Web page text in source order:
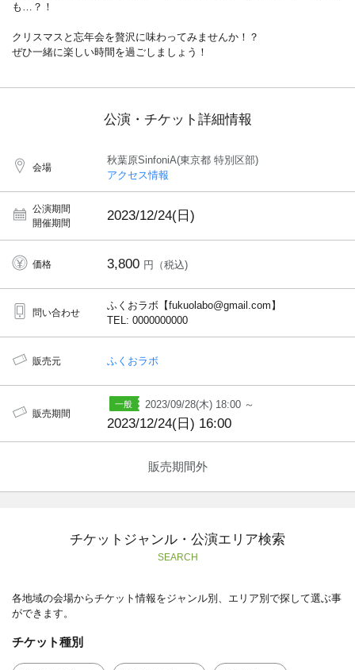
も…？！
クリスマスと忘年会を贅沢に味わってみませんか！？
ぜひ一緒に楽しい時間を過ごしましょう！
公演・チケット詳細情報
会場
秋葉原SinfoniA(東京都 特別区部)
アクセス情報
公演期間
開催期間
2023/12/24(日)
価格 3,800 円（税込)
問い合わせ
ふくおラボ【fukuolabo@gmail.com】
TEL: 0000000000
販売元 ふくおラボ
販売期間
2023/09/28(木) 18:00 ～
2023/12/24(日) 16:00
販売期間外
チケットジャンル・公演エリア検索
SEARCH
各地域の会場からチケット情報をジャンル別、エリア別で探して選ぶ事
ができます。
チケット種別